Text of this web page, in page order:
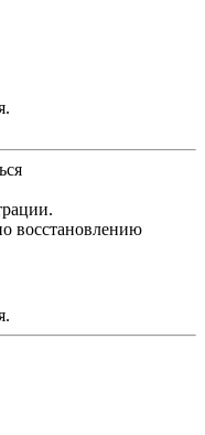
восстановлению